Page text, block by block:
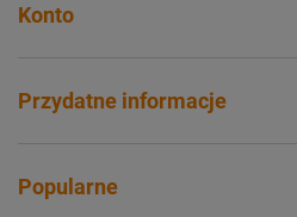
Konto
Przydatne informacje
Popularne